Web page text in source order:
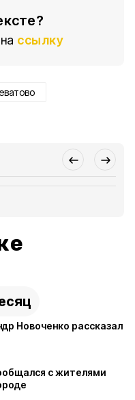
ссылку
Новоченко рассказал
с жителями